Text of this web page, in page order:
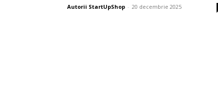
Autorii StartUpShop - 20 decembrie 2025